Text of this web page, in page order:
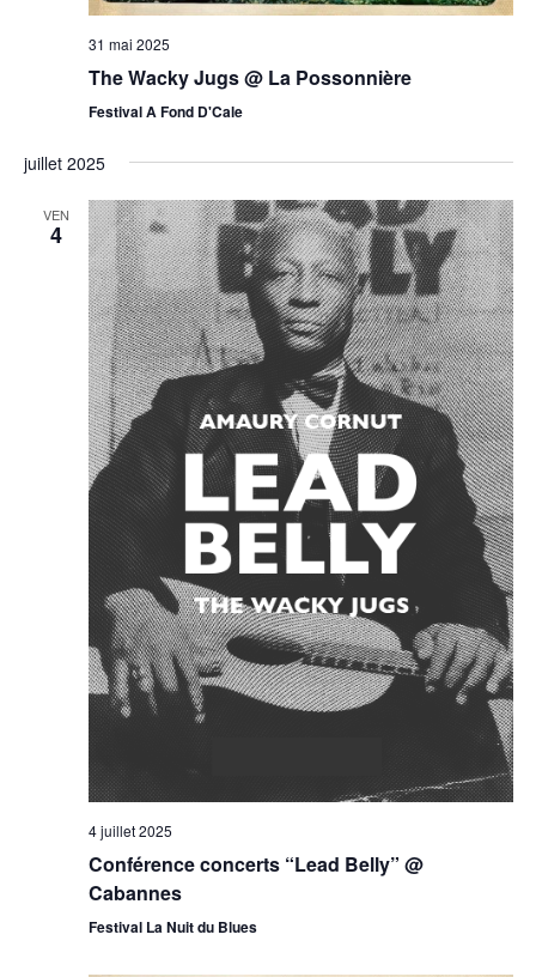
31 mai 2025
The Wacky Jugs @ La Possonnière
Festival A Fond D'Cale
juillet 2025
VEN
4
4 juillet 2025
Conférence concerts “Lead Belly” @
Cabannes
Festival La Nuit du Blues